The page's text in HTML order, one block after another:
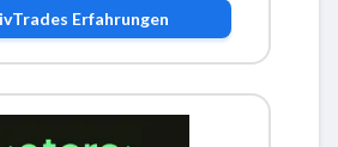
Erfahrungen